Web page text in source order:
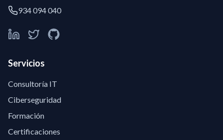
934 094 040
Servicios
Consultoría IT
Ciberseguridad
Formación
Certificaciones